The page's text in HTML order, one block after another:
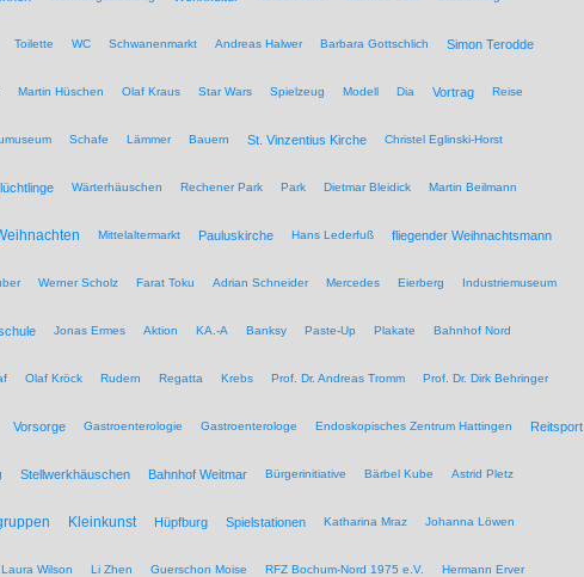
Toilette WC Schwanenmarkt Andreas Halwer Barbara Gottschlich Simon Terodde
Martin Hüschen Olaf Kraus Star Wars Spielzeug Modell Dia Vortrag Reise
Schafe Lämmer Bauern St. Vinzentius Kirche Christel Eglinski-Horst
Wärterhäuschen Rechener Park Park Dietmar Bleidick Martin Beilmann
Mittelaltermarkt Pauluskirche Hans Lederfuß fliegender Weihnachtsmann
Werner Scholz Farat Toku Adrian Schneider Mercedes Eierberg Industriemuseum
Jonas Ermes Aktion KA.-A Banksy Paste-Up Plakate Bahnhof Nord
Olaf Kröck Rudern Regatta Krebs Prof. Dr. Andreas Tromm Prof. Dr. Dirk Behringer
Vorsorge Gastroenterologie Gastroenterologe Endoskopisches Zentrum Hattingen Reitsport
Stellwerkhäuschen Bahnhof Weitmar Bürgerinitiative Bärbel Kube Astrid Pletz
Kleinkunst Hüpfburg Spielstationen Katharina Mraz Johanna Löwen
Laura Wilson Li Zhen Guerschon Moise RFZ Bochum-Nord 1975 e.V. Hermann Erver